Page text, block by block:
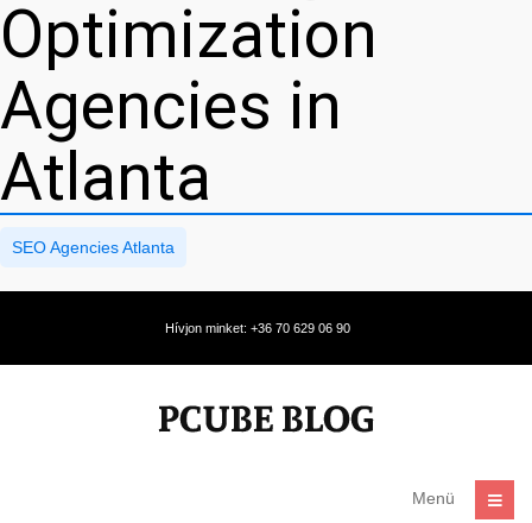
Optimization
Agencies in
Atlanta
SEO Agencies Atlanta
Hívjon minket: +36 70 629 06 90
Menü